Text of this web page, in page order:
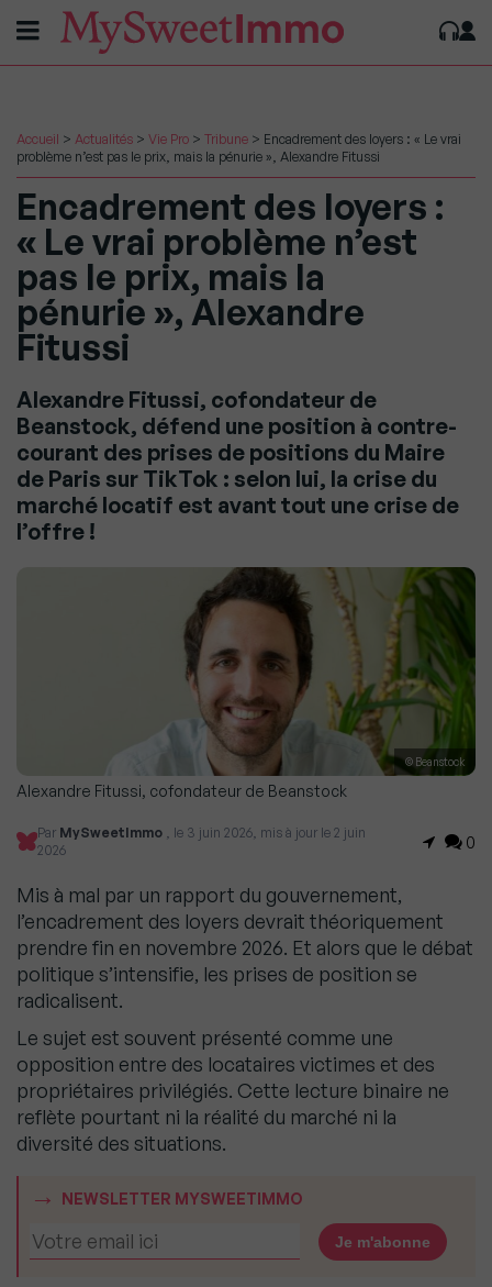
Accueil > Actualités > Vie Pro > Tribune > Encadrement des loyers : « Le vrai
problème n’est pas le prix, mais la pénurie », Alexandre Fitussi
Encadrement des loyers :
« Le vrai problème n’est
pas le prix, mais la
pénurie », Alexandre
Fitussi
Alexandre Fitussi, cofondateur de
Beanstock, défend une position à contre-
courant des prises de positions du Maire
de Paris sur TikTok : selon lui, la crise du
marché locatif est avant tout une crise de
l’offre !
© Beanstock
Alexandre Fitussi, cofondateur de Beanstock
Par MySweetImmo , le 3 juin 2026, mis à jour le 2 juin
2026
0
Mis à mal par un rapport du gouvernement,
l’encadrement des loyers devrait théoriquement
prendre fin en novembre 2026. Et alors que le débat
politique s’intensifie, les prises de position se
radicalisent.
Le sujet est souvent présenté comme une
opposition entre des locataires victimes et des
propriétaires privilégiés. Cette lecture binaire ne
reflète pourtant ni la réalité du marché ni la
diversité des situations.
NEWSLETTER MYSWEETIMMO